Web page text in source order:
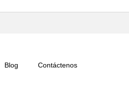
Blog Contáctenos